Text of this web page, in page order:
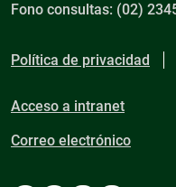
Fono consultas: (02)
Política de privacidad
Acceso a intranet
Correo electrónico